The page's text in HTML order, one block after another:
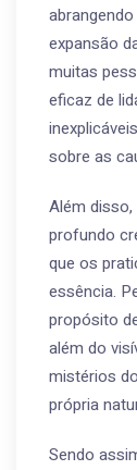
expansão
muitas
eficaz de
sobre as
Além
profundo
que os
essência.
propósito
além do
mistérios
própria
Sendo